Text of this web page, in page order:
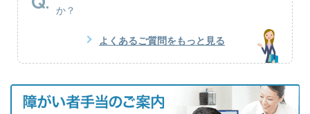
か？
よくあるご質問をもっと見る